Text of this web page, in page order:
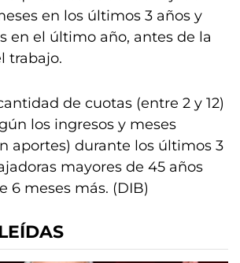
en los últimos 3 años y
en el último año, antes de la
trabajo.
de cuotas (entre 2 y 12)
los ingresos y meses
aportes) durante los últimos 3
mayores de 45 años
6 meses más. (DIB)